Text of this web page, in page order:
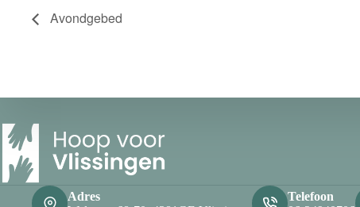
Avondgebed
Adres
Telefoon